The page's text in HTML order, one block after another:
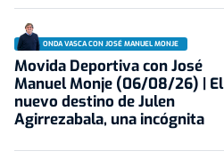
ONDA VASCA CON JOSÉ MANUEL MONJE
Movida Deportiva con José
Manuel Monje (06/08/26) | El
nuevo destino de Julen
Agirrezabala, una incógnita